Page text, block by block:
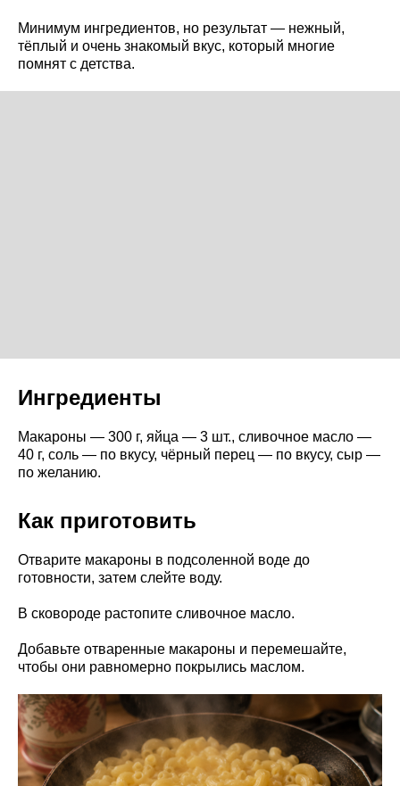
Минимум ингредиентов, но результат — нежный,
тёплый и очень знакомый вкус, который многие
помнят с детства.
Ингредиенты
Макароны — 300 г, яйца — 3 шт., сливочное масло —
40 г, соль — по вкусу, чёрный перец — по вкусу, сыр —
по желанию.
Как приготовить
Отварите макароны в подсоленной воде до
готовности, затем слейте воду.
В сковороде растопите сливочное масло.
Добавьте отваренные макароны и перемешайте,
чтобы они равномерно покрылись маслом.